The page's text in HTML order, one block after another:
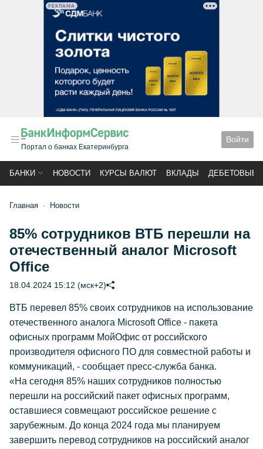
РЕКЛАМА
Портал о банках Екатеринбурга
Войти
БАНКИ НОВОСТИ КУРСЫ ВАЛЮТ ВКЛАДЫ ДЕБЕТОВЫЕ
Главная Новости
85% сотрудников ВТБ перешли на
отечественный аналог Microsoft
Office
18.04.2024 15:12 (мск+2)
ВТБ перевел 85% своих сотрудников на использование
отечественного аналога Microsoft Office - пакета
офисных программ МойОфис от российского
производителя офисного ПО для совместной работы и
коммуникаций, - сообщает пресс-служба банка.
«На сегодня 85% наших сотрудников полностью
перешли на российский пакет офисных программ,
оставшиеся совмещают российское решение с
зарубежным. До конца 2024 года мы планируем
завершить перевод сотрудников на российский аналог